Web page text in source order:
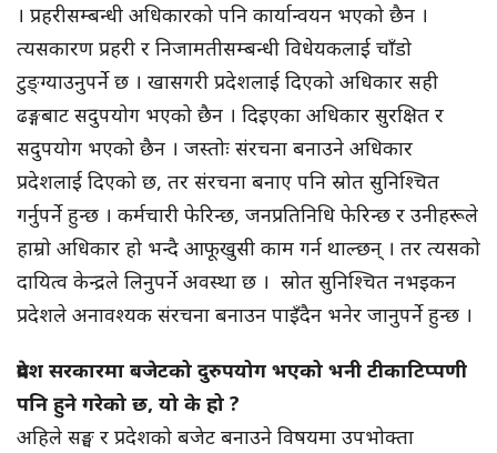
। प्रहरीसम्बन्धी अधिकारको पनि कार्यान्वयन भएको छैन ।
त्यसकारण प्रहरी र निजामतीसम्बन्धी विधेयकलाई चाँडो
टुङ्ग्याउनुपर्ने छ । खासगरी प्रदेशलाई दिएको अधिकार सही
ढङ्गबाट सदुपयोग भएको छैन । दिइएका अधिकार सुरक्षित र
सदुपयोग भएको छैन । जस्तोः संरचना बनाउने अधिकार
प्रदेशलाई दिएको छ, तर संरचना बनाए पनि स्रोत सुनिश्चित
गर्नुपर्ने हुन्छ । कर्मचारी फेरिन्छ, जनप्रतिनिधि फेरिन्छ र उनीहरूले
हाम्रो अधिकार हो भन्दै आफूखुसी काम गर्न थाल्छन् । तर त्यसको
दायित्व केन्द्रले लिनुपर्ने अवस्था छ । स्रोत सुनिश्चित नभइकन
प्रदेशले अनावश्यक संरचना बनाउन पाइँदैन भनेर जानुपर्ने हुन्छ ।
प्रदेश सरकारमा बजेटको दुरुपयोग भएको भनी टीकाटिप्पणी
पनि हुने गरेको छ, यो के हो ?
अहिले सङ्घ र प्रदेशको बजेट बनाउने विषयमा उपभोक्ता